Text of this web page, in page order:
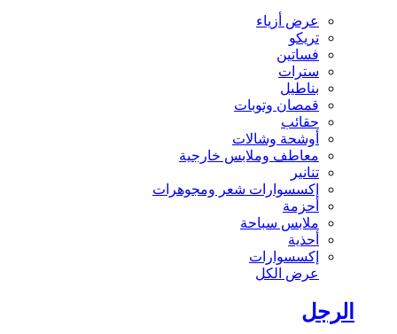
عرض أزياء
تريكو
فساتين
سترات
بناطيل
قمصان وتوبات
حقائب
أوشحة وشالات
معاطف وملابس خارجية
تنانير
إكسسوارات شعر ومجوهرات
أحزمة
ملابس سباحة
أحذية
إكسسوارات
عرض الكل
الرجل